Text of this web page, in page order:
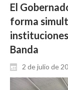
El
forma
Banda
2 de julio de